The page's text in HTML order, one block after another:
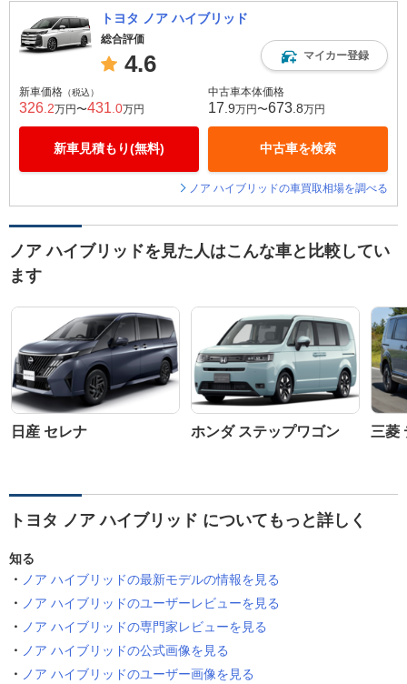
トヨタ ノア ハイブリッド
総合評価
4.6 マイカー登録
新車価格 （税込）
326 .2万円〜431 .0万円
新車見積もり(無料)
中古車本体価格
17 .9万円〜673 .8万円
中古車を検索
ノア ハイブリッドの車買取相場を調べる
ノア ハイブリッドを見た人はこんな車と比較してい
ます
日産 セレナ ホンダ ステップワゴン 三菱
トヨタ ノア ハイブリッド についてもっと詳しく
知る
ノア ハイブリッドの最新モデルの情報を見る
ノア ハイブリッドのユーザーレビューを見る
ノア ハイブリッドの専門家レビューを見る
ノア ハイブリッドの公式画像を見る
ノア ハイブリッドのユーザー画像を見る